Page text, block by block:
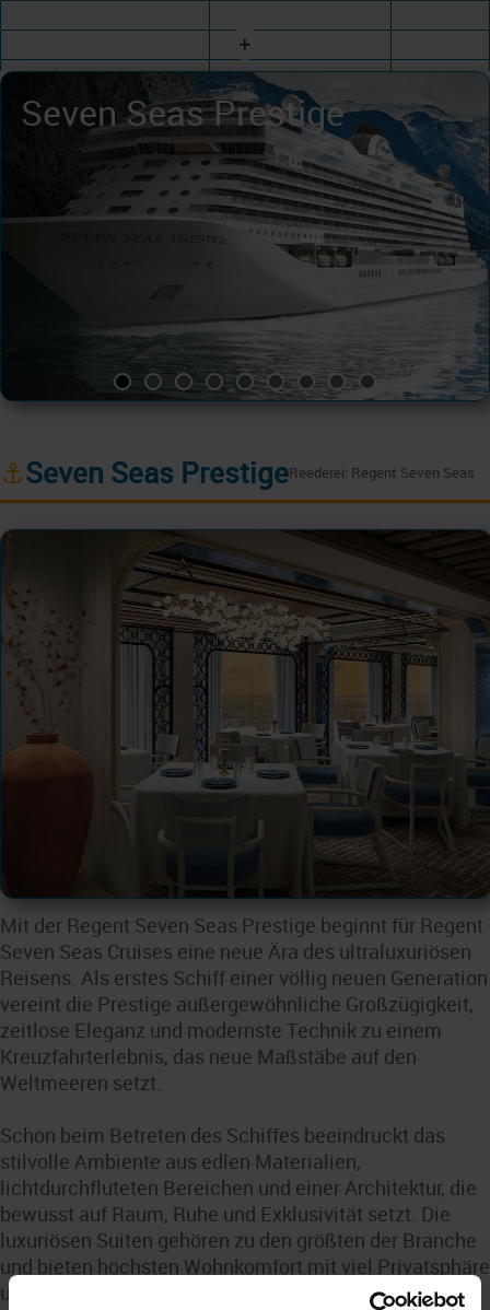
+
Seven Seas Prestige
⚓Seven Seas PrestigeReederei: Regent Seven Seas
Mit der Regent Seven Seas Prestige beginnt für Regent
Seven Seas Cruises eine neue Ära des ultraluxuriösen
Reisens. Als erstes Schiff einer völlig neuen Generation
vereint die Prestige außergewöhnliche Großzügigkeit,
zeitlose Eleganz und modernste Technik zu einem
Kreuzfahrterlebnis, das neue Maßstäbe auf den
Weltmeeren setzt.
Schon beim Betreten des Schiffes beeindruckt das
stilvolle Ambiente aus edlen Materialien,
lichtdurchfluteten Bereichen und einer Architektur, die
bewusst auf Raum, Ruhe und Exklusivität setzt. Die
luxuriösen Suiten gehören zu den größten der Branche
und bieten höchsten Wohnkomfort mit viel Privatsphäre
und spektakulären Ausblicken auf die vorbeiziehenden